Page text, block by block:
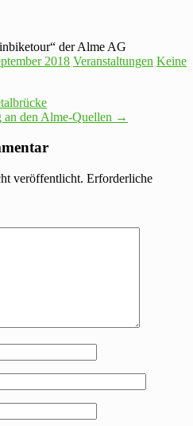
der Alme AG
2018 Veranstaltungen Keine
an den Alme-Quellen →
veröffentlicht. Erforderliche